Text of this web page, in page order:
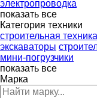
электропроводка
показать все
Категория техники
строительная техника
экскаваторы
мини-погрузчики
показать все
Марка